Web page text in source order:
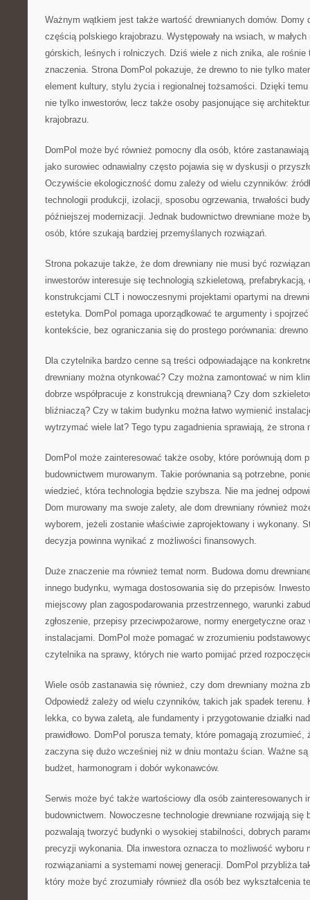
Ważnym wątkiem jest także wartość drewnianych domów. Domy
częścią polskiego krajobrazu. Występowały na wsiach, w
górskich, leśnych i rolniczych. Dziś wiele z nich znika, ale rośnie
znaczenia. Strona DomPol pokazuje, że drewno to nie tylko
element kultury, stylu życia i regionalnej tożsamości. Dzięki
nie tylko inwestorów, lecz także osoby pasjonujące się
krajobrazu.
DomPol może być również pomocny dla osób, które
jako surowiec odnawialny często pojawia się w dyskusji o
Oczywiście ekologiczność domu zależy od wielu czynników:
technologii produkcji, izolacji, sposobu ogrzewania, trwałości
późniejszej modernizacji. Jednak budownictwo drewniane może
osób, które szukają bardziej przemyślanych rozwiązań.
Strona pokazuje także, że dom drewniany nie musi być
inwestorów interesuje się technologią szkieletową, prefabrykacją,
konstrukcjami CLT i nowoczesnymi projektami opartymi na
estetyka. DomPol pomaga uporządkować te argumenty i
kontekście, bez ograniczania się do prostego porównania:
Dla czytelnika bardzo cenne są treści odpowiadające na
drewniany można otynkować? Czy można zamontować w nim
dobrze współpracuje z konstrukcją drewnianą? Czy dom
bliźniaczą? Czy w takim budynku można łatwo wymienić
wytrzymać wiele lat? Tego typu zagadnienia sprawiają, że strona
DomPol może zainteresować także osoby, które porównują dom
budownictwem murowanym. Takie porównania są potrzebne,
wiedzieć, która technologia będzie szybsza. Nie ma jednej
Dom murowany ma swoje zalety, ale dom drewniany również
wyborem, jeżeli zostanie właściwie zaprojektowany i wykonany.
decyzja powinna wynikać z możliwości finansowych.
Duże znaczenie ma również temat norm. Budowa domu
innego budynku, wymaga dostosowania się do przepisów.
miejscowy plan zagospodarowania przestrzennego, warunki
zgłoszenie, przepisy przeciwpożarowe, normy energetyczne
instalacjami. DomPol może pomagać w zrozumieniu
czytelnika na sprawy, których nie warto pomijać przed
Wiele osób zastanawia się również, czy dom drewniany można
Odpowiedź zależy od wielu czynników, takich jak spadek terenu.
lekka, co bywa zaletą, ale fundamenty i przygotowanie działki
prawidłowo. DomPol porusza tematy, które pomagają zrozumieć,
zaczyna się dużo wcześniej niż w dniu montażu ścian. Ważne są
budżet, harmonogram i dobór wykonawców.
Serwis może być także wartościowy dla osób zainteresowanych
budownictwem. Nowoczesne technologie drewniane rozwijają się
pozwalają tworzyć budynki o wysokiej stabilności, dobrych
precyzji wykonania. Dla inwestora oznacza to możliwość wyboru
rozwiązaniami a systemami nowej generacji. DomPol przybliża
który może być zrozumiały również dla osób bez wykształcenia